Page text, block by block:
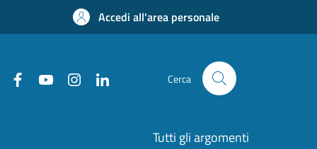
Accedi all'area personale
Cerca
Tutti gli argomenti